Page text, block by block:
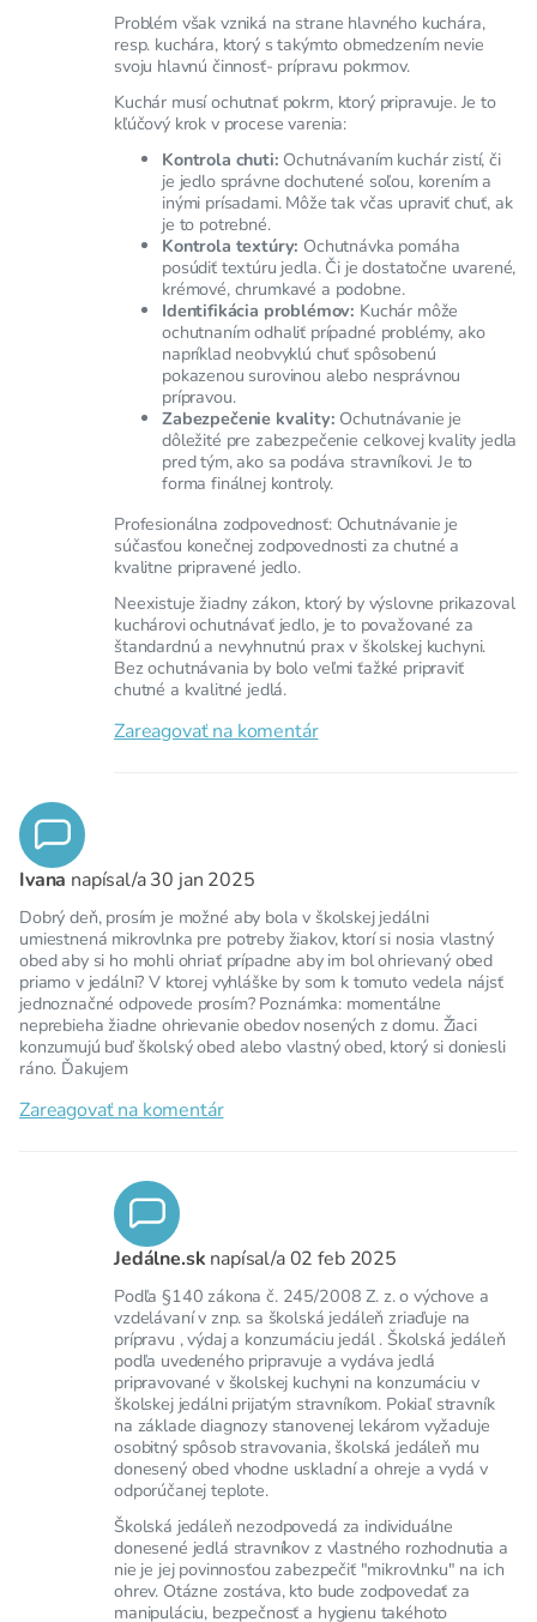
Problém však vzniká na strane hlavného kuchára,
resp. kuchára, ktorý s takýmto obmedzením nevie
svoju hlavnú činnosť- prípravu pokrmov.
Kuchár musí ochutnať pokrm, ktorý pripravuje. Je to
kľúčový krok v procese varenia:
Kontrola chuti: Ochutnávaním kuchár zistí, či
je jedlo správne dochutené soľou, korením a
inými prísadami. Môže tak včas upraviť chuť, ak
je to potrebné.
Kontrola textúry: Ochutnávka pomáha
posúdiť textúru jedla. Či je dostatočne uvarené,
krémové, chrumkavé a podobne.
Identifikácia problémov: Kuchár môže
ochutnaním odhaliť prípadné problémy, ako
napríklad neobvyklú chuť spôsobenú
pokazenou surovinou alebo nesprávnou
prípravou.
Zabezpečenie kvality: Ochutnávanie je
dôležité pre zabezpečenie celkovej kvality jedla
pred tým, ako sa podáva stravníkovi. Je to
forma finálnej kontroly.
Profesionálna zodpovednosť: Ochutnávanie je
súčasťou konečnej zodpovednosti za chutné a
kvalitne pripravené jedlo.
Neexistuje žiadny zákon, ktorý by výslovne prikazoval
kuchárovi ochutnávať jedlo, je to považované za
štandardnú a nevyhnutnú prax v školskej kuchyni.
Bez ochutnávania by bolo veľmi ťažké pripraviť
chutné a kvalitné jedlá.
Zareagovať na komentár
Ivana napísal/a30 jan 2025
Dobrý deň, prosím je možné aby bola v školskej jedálni
umiestnená mikrovlnka pre potreby žiakov, ktorí si nosia vlastný
obed aby si ho mohli ohriať prípadne aby im bol ohrievaný obed
priamo v jedálni? V ktorej vyhláške by som k tomuto vedela nájsť
jednoznačné odpovede prosím? Poznámka: momentálne
neprebieha žiadne ohrievanie obedov nosených z domu. Žiaci
konzumujú buď školský obed alebo vlastný obed, ktorý si doniesli
ráno. Ďakujem
Zareagovať na komentár
Jedálne.sk napísal/a02 feb 2025
Podľa §140 zákona č. 245/2008 Z. z. o výchove a
vzdelávaní v znp. sa školská jedáleň zriaďuje na
prípravu , výdaj a konzumáciu jedál . Školská jedáleň
podľa uvedeného pripravuje a vydáva jedlá
pripravované v školskej kuchyni na konzumáciu v
školskej jedálni prijatým stravníkom. Pokiaľ stravník
na základe diagnozy stanovenej lekárom vyžaduje
osobitný spôsob stravovania, školská jedáleň mu
donesený obed vhodne uskladní a ohreje a vydá v
odporúčanej teplote.
Školská jedáleň nezodpovedá za individuálne
donesené jedlá stravníkov z vlastného rozhodnutia a
nie je jej povinnosťou zabezpečiť "mikrovlnku" na ich
ohrev. Otázne zostáva, kto bude zodpovedať za
manipuláciu, bezpečnosť a hygienu takéhoto